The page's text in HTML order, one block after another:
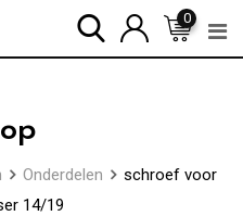
0
Onderdelen
schroef voor
14/19